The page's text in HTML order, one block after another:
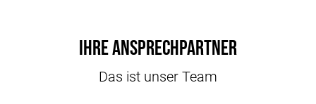
Ihre Ansprechpartner
Das ist unser Team